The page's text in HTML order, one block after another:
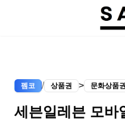
펨코 / 상품권 > 문화상품
세븐일레븐 모바